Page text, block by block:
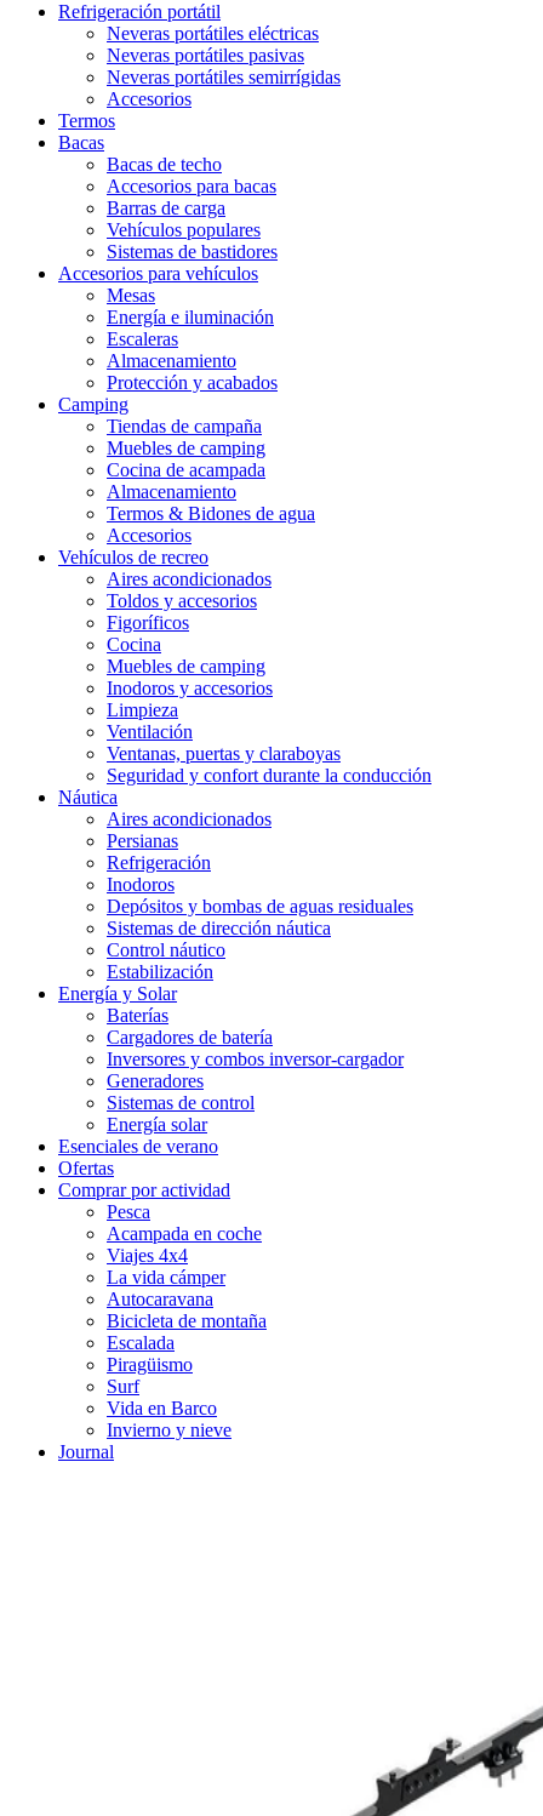
Refrigeración portátil
Neveras portátiles eléctricas
Neveras portátiles pasivas
Neveras portátiles semirrígidas
Accesorios
Termos
Bacas
Bacas de techo
Accesorios para bacas
Barras de carga
Vehículos populares
Sistemas de bastidores
Accesorios para vehículos
Mesas
Energía e iluminación
Escaleras
Almacenamiento
Protección y acabados
Camping
Tiendas de campaña
Muebles de camping
Cocina de acampada
Almacenamiento
Termos & Bidones de agua
Accesorios
Vehículos de recreo
Aires acondicionados
Toldos y accesorios
Figoríficos
Cocina
Muebles de camping
Inodoros y accesorios
Limpieza
Ventilación
Ventanas, puertas y claraboyas
Seguridad y confort durante la conducción
Náutica
Aires acondicionados
Persianas
Refrigeración
Inodoros
Depósitos y bombas de aguas residuales
Sistemas de dirección náutica
Control náutico
Estabilización
Energía y Solar
Baterías
Cargadores de batería
Inversores y combos inversor-cargador
Generadores
Sistemas de control
Energía solar
Esenciales de verano
Ofertas
Comprar por actividad
Pesca
Acampada en coche
Viajes 4x4
La vida cámper
Autocaravana
Bicicleta de montaña
Escalada
Piragüismo
Surf
Vida en Barco
Invierno y nieve
Journal